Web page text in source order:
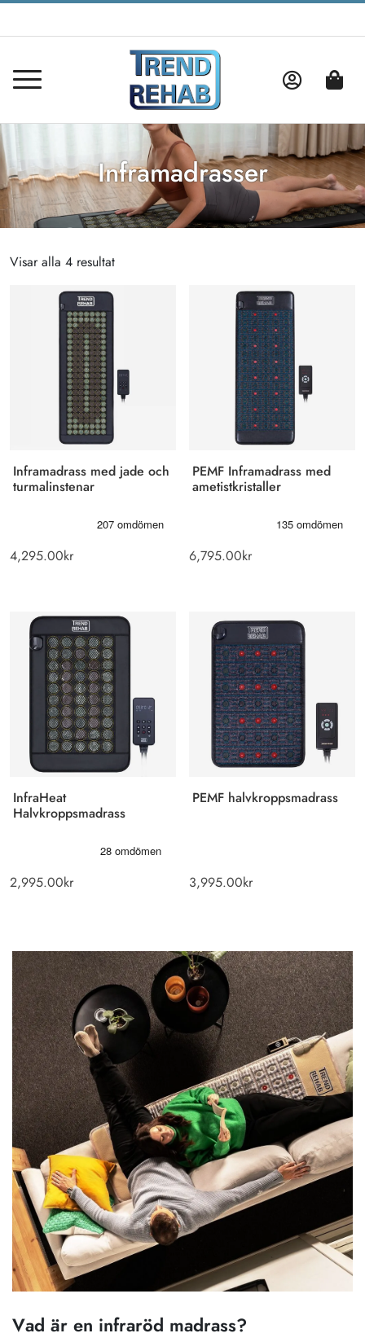
Inframadrasser
Visar alla 4 resultat
Inframadrass med jade och
turmalinstenar
4,295.00kr
PEMF Inframadrass med
ametistkristaller
6,795.00kr
InfraHeat
Halvkroppsmadrass
2,995.00kr
PEMF halvkroppsmadrass
3,995.00kr
Vad är en infraröd madrass?